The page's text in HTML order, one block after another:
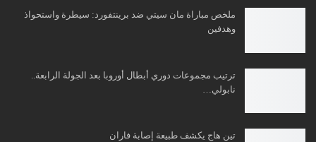
ملخص مباراة مان سيتي ضد برينتفورد: سيطرة واستحواذ
وهدفين
ترتيب مجموعات دوري أبطال أوروبا بعد الجولة الرابعة..
نابولي…
تين هاج يكشف طبيعة إصابة فاران